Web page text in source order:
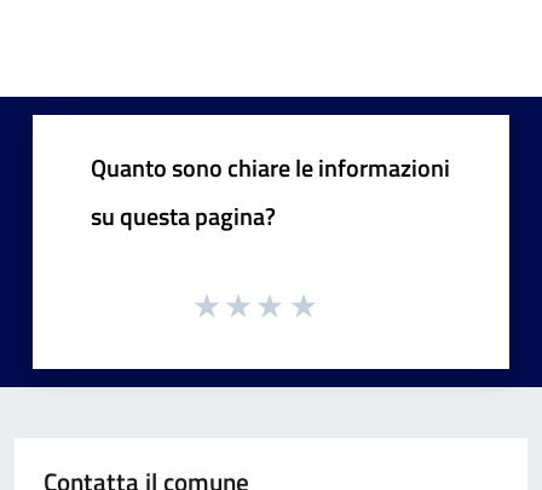
Quanto sono chiare le informazioni
su questa pagina?
Contatta il comune